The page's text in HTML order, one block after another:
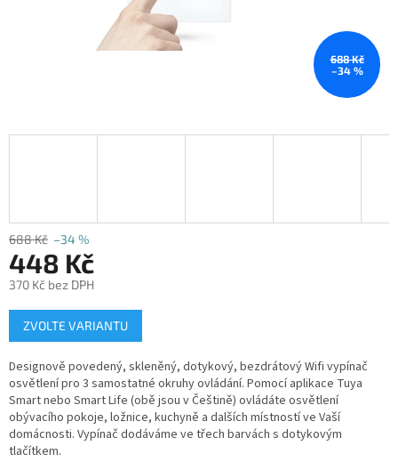
688 Kč
–34 %
688 Kč –34 %
448 Kč
370 Kč bez DPH
Měrná
cena:
ZVOLTE VARIANTU
Designově povedený, skleněný, dotykový, bezdrátový Wifi vypínač
osvětlení pro 3 samostatné okruhy ovládání. Pomocí aplikace Tuya
Smart nebo Smart Life (obě jsou v Češtině) ovládáte osvětlení
obývacího pokoje, ložnice, kuchyně a dalších místností ve Vaší
domácnosti. Vypínač dodáváme ve třech barvách s dotykovým
tlačítkem.